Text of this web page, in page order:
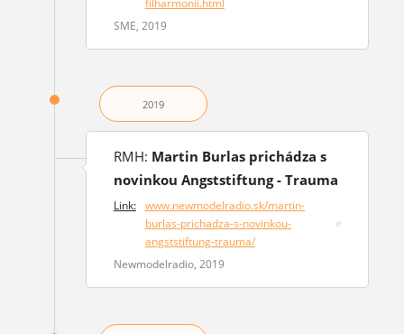
filharmonii.html
SME, 2019
2019
RMH: Martin Burlas prichádza s
novinkou Angststiftung - Trauma
Link: www.newmodelradio.sk/martin-
burlas-prichadza-s-novinkou-
angststiftung-trauma/
(opens in a new window)
Newmodelradio, 2019